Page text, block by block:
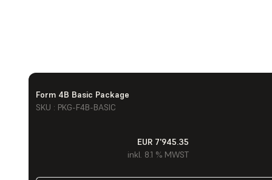
Form 4B Basic Package
SKU : PKG-F4B-BASIC
EUR 7'945.35
inkl. 8.1 % MWST